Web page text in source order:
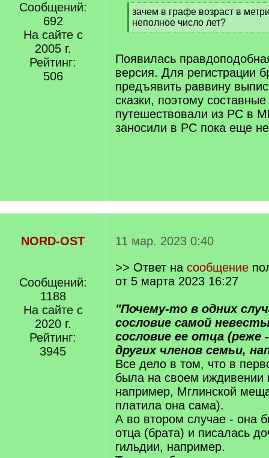
Сообщений:
692
На сайте с
2005 г.
Рейтинг:
506
[
q
]
зачем в графе возраст в
неполное число лет?
[
q
]
Появилась
версия. Для регистрации
предъявить раввину
сказки, поэтому
путешествовали из РС в
заносили в РС пока еще
NORD-OST
Сообщений:
1188
На сайте с
2020 г.
Рейтинг:
3945
11 мар. 2023 0:40
>> Ответ на сообщение
от 5 марта 2023 16:27
"Почему-то в одних
сословие самой
сословие ее отца (реже
других членов семьи,
Все дело в том, что в
была на своем иждивении
например, Мглинской
платила она сама).
А во втором случае - она
отца (брата) и писалась
гильдии, например.